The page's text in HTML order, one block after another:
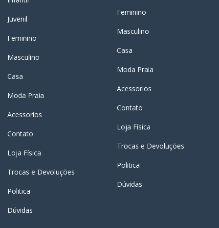
Juvenil
Feminino
Masculino
Casa
Moda Praia
Acessorios
Contato
Loja Física
Trocas e Devoluções
Politica
Dúvidas
Feminino
Masculino
Casa
Moda Praia
Acessorios
Contato
Loja Física
Trocas e Devoluções
Politica
Dúvidas